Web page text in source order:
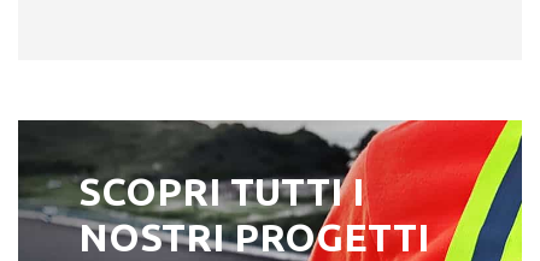
SCOPRI TUTTI I
NOSTRI PROGETTI